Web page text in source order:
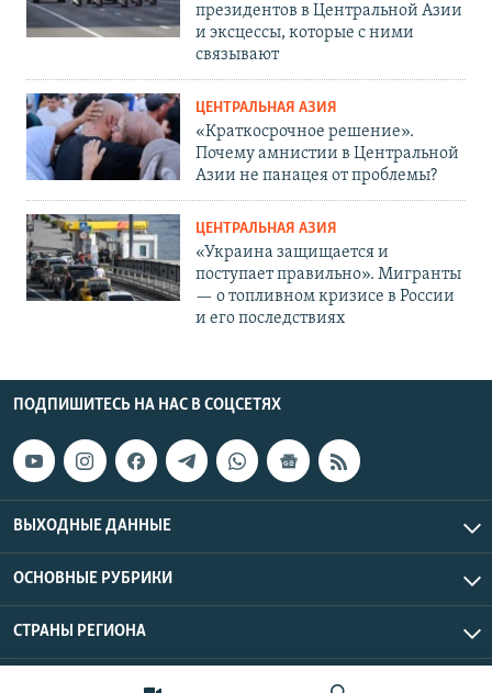
президентов в Центральной Азии
и эксцессы, которые с ними
связывают
ЦЕНТРАЛЬНАЯ АЗИЯ
«Краткосрочное решение».
Почему амнистии в Центральной
Азии не панацея от проблемы?
ЦЕНТРАЛЬНАЯ АЗИЯ
«Украина защищается и
поступает правильно». Мигранты
— о топливном кризисе в России
и его последствиях
ПОДПИШИТЕСЬ НА НАС В СОЦСЕТЯХ
ВЫХОДНЫЕ ДАННЫЕ
ОСНОВНЫЕ РУБРИКИ
СТРАНЫ РЕГИОНА
Азаттык Азия © 2026 RFE/RL, Inc. | Все права защищены.